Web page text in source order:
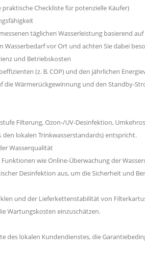
praktische Checkliste für potenzielle Käufer)
täglichen Wasserleistung basierend
vor Ort und achten Sie dabei
und Betriebskosten
(z. B. COP) und den jährlichen
die Wärmerückgewinnung und den Standby-
Filterung, Ozon-/UV-Desinfektion,
den lokalen Trinkwasserstandards) entspricht.
Wasserqualität
wie Online-Überwachung der
Desinfektion aus, um die Sicherheit und
und der Lieferkettenstabilität von
Wartungskosten einzuschätzen.
des lokalen Kundendienstes, die